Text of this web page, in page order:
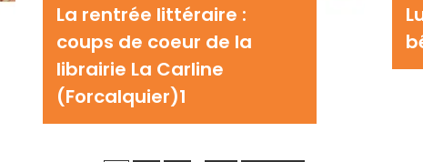
La rentrée littéraire :
coups de coeur de la
librairie La Carline
(Forcalquier)1